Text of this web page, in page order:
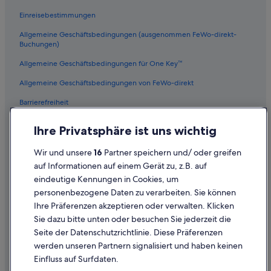
Hotels mit WLAN in Los Cristianos
Hotels mit Kinderbetreuung in Los Cristianos
Hotels mit Sauna in Los Cristianos
Hotels mit Klimaanlage in Playa de las Américas
Golf in Los Cristianos
Golf in Playa de las Américas
Hotels mit Pool in Playa de las Américas
4-Sterne-Hotels in Playa de las Américas
Los Cristianos Hotels
Hotels mit Suiten in Los Cristianos
Hotels mit Pool in Los Cristianos
Hotels mit Frühstück in Los Cristianos
Einreisebestimmungen
Allgemeine Geschäftsbedingungen (ausgenommen FeWo-direkt-
Buchungen)
Allgemeine Geschäftsbedingungen für One Key™
Allgemeine Geschäftsbedingungen von FeWo-direkt
Barrierefreiheit
Inhaltsrichtlinien und Melden von Inhalten
Hilfe
Hilfe
Flug stornieren
Ihre Privatsphäre ist uns wichtig
Wir und unsere16 Partner speichern und/ oder greifen
auf Informationen auf einem Gerät zu, z.B. auf
eindeutige Kennungen in Cookies, um
personenbezogene Daten zu verarbeiten. Sie können
Ihre Präferenzen akzeptieren oder verwalten. Klicken
Sie dazu bitte unten oder besuchen Sie jederzeit die
Seite der Datenschutzrichtlinie. Diese Präferenzen
werden unseren Partnern signalisiert und haben keinen
Einfluss auf Surfdaten.